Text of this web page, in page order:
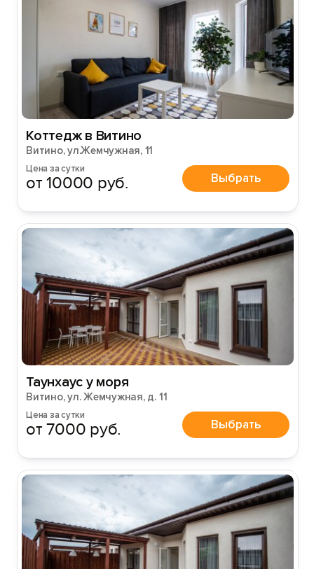
Коттедж в Витино
Витино, ул.Жемчужная, 11
Цена за сутки
от 10000 руб. Выбрать
Таунхаус у моря
Витино, ул. Жемчужная, д. 11
Цена за сутки
от 7000 руб. Выбрать
Вход на сайт
Войти илиЗарегистрироваться
Войти с помощью